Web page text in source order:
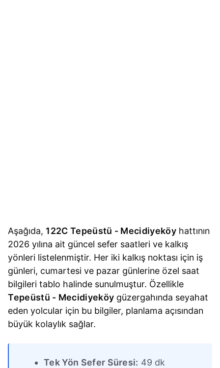
Aşağıda, 122C Tepeüstü - Mecidiyeköy hattının
2026 yılına ait güncel sefer saatleri ve kalkış
yönleri listelenmiştir. Her iki kalkış noktası için iş
günleri, cumartesi ve pazar günlerine özel saat
bilgileri tablo halinde sunulmuştur. Özellikle
Tepeüstü - Mecidiyeköy güzergahında seyahat
eden yolcular için bu bilgiler, planlama açısından
büyük kolaylık sağlar.
Tek Yön Sefer Süresi: 49 dk